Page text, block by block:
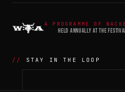
A PROGRAMME OF
HELD ANNUALLY AT THE
STAY IN THE LOOP